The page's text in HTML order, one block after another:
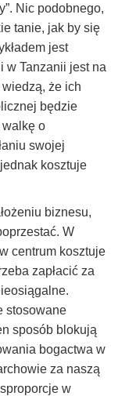
Nic podobnego,
tanie, jak by się
jest
w Tanzanii jest na
że ich
będzie
walkę o
swojej
kosztuje
biznesu,
W
centrum kosztuje
zapłacić za
stosowane
sposób blokują
bogactwa w
za naszą
w